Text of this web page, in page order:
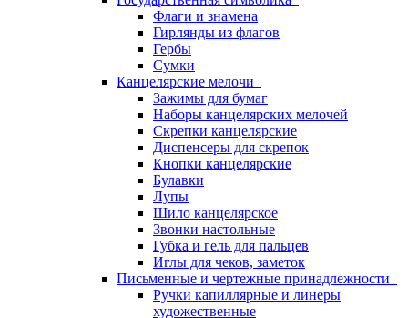
Флаги и знамена
Гирлянды из флагов
Гербы
Сумки
Канцелярские мелочи
Зажимы для бумаг
Наборы канцелярских мелочей
Скрепки канцелярские
Диспенсеры для скрепок
Кнопки канцелярские
Булавки
Лупы
Шило канцелярское
Звонки настольные
Губка и гель для пальцев
Иглы для чеков, заметок
Письменные и чертежные принадлежности
Ручки капиллярные и линеры
художественные